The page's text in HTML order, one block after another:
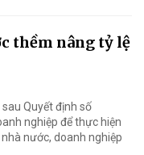
thềm nâng tỷ lệ
sau Quyết định số
nghiệp để thực hiện
nước, doanh nghiệp